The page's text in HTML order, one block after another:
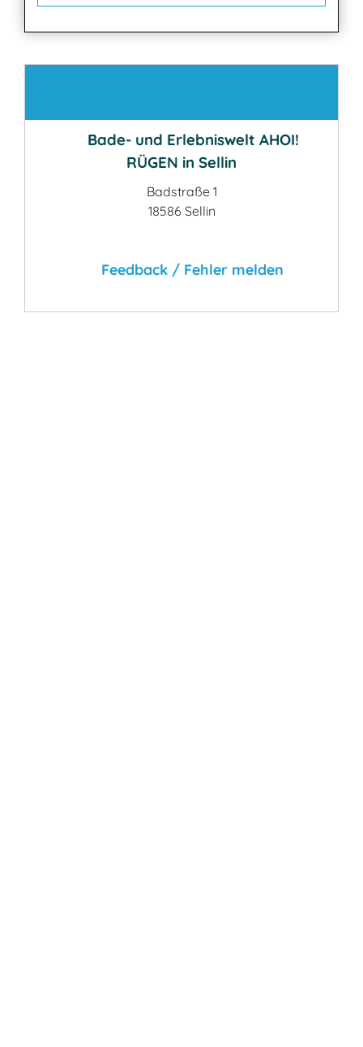
Bade- und Erlebniswelt AHOI!
RÜGEN in Sellin
Badstraße 1
18586 Sellin
Feedback / Fehler melden